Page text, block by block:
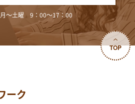
～土曜 9：00～17：00
TOP
ーク